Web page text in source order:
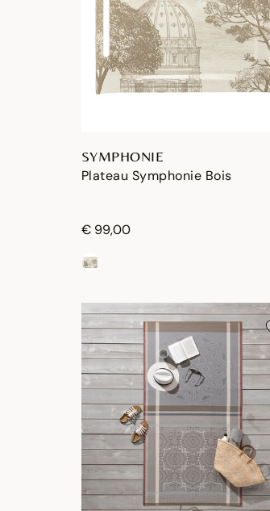
SYMPHONIE
Plateau Symphonie Bois
€ 99,00